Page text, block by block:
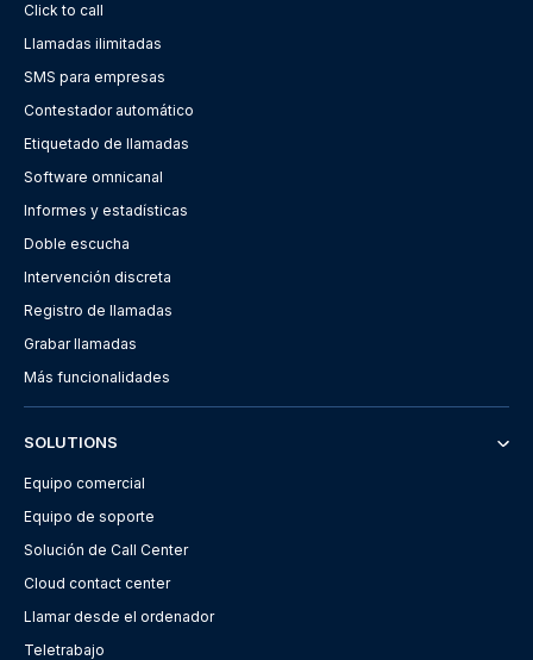
Click to call
Llamadas ilimitadas
SMS para empresas
Contestador automático
Etiquetado de llamadas
Software omnicanal
Informes y estadísticas
Doble escucha
Intervención discreta
Registro de llamadas
Grabar llamadas
Más funcionalidades
SOLUTIONS
Equipo comercial
Equipo de soporte
Solución de Call Center
Cloud contact center
Llamar desde el ordenador
Teletrabajo